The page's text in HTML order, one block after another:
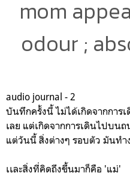
mom
odour ;
audio journal - 2
บันทึกครั้งนี้ ไม่ได้เกิดจากการ
เลย แต่เกิดจากการเดินไปบน
แต่วันนี้ สิ่งต่างๆ รอบตัว มันทำ
เเละสิ่งที่คิดถึงขึ้นมาก็คือ 'แม่'